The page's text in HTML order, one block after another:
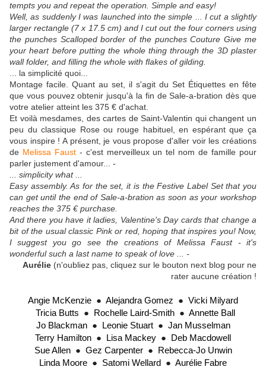
tempts you and repeat the operation. Simple and easy!
Well, as suddenly I was launched into the simple ... I cut a slightly
larger rectangle (7 x 17.5 cm) and I cut out the four corners using
the punches Scalloped border of the punches Couture Give me
your heart before putting the whole thing through the 3D plaster
wall folder, and filling the whole with flakes of gilding.
... la simplicité quoi...
Montage facile. Quant au set, il s'agit du Set Étiquettes en fête
que vous pouvez obtenir jusqu'à la fin de Sale-a-bration dès que
votre atelier atteint les 375 € d'achat.
Et voilà mesdames, des cartes de Saint-Valentin qui changent un
peu du classique Rose ou rouge habituel, en espérant que ça
vous inspire ! A présent, je vous propose d'aller voir les créations
de Melissa Faust- c'est merveilleux un tel nom de famille pour
parler justement d'amour... -
... simplicity what ...
Easy assembly. As for the set, it is the Festive Label Set that you
can get until the end of Sale-a-bration as soon as your workshop
reaches the 375 € purchase.
And there you have it ladies, Valentine's Day cards that change a
bit of the usual classic Pink or red, hoping that inspires you! Now,
I suggest you go see the creations of Melissa Faust - it's
wonderfulsuch a last name to speak of love ... -
Aurélie (n'oubliez pas, cliquez sur le bouton next blog pour ne
rater aucune création !
Angie McKenzie ● Alejandra Gomez ● Vicki Milyard
Tricia Butts ● Rochelle Laird-Smith ● Annette Ball
Jo Blackman ● Leonie Stuart ● Jan Musselman
Terry Hamilton ● Lisa Mackey ● Deb Macdowell
Sue Allen ● Gez Carpenter ● Rebecca-Jo Unwin
Linda Moore ● Satomi Wellard ● Aurélie Fabre